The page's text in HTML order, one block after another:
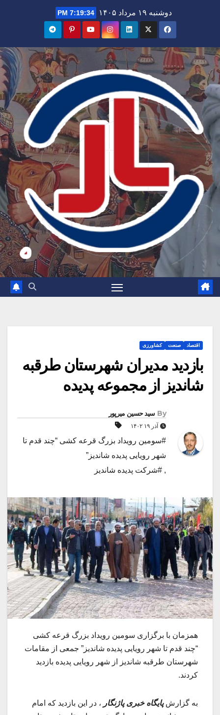
دوشنبه ۱۹ مرداد ۱۴۰۵ 7:19:35 PM
اقتصاد صنعت کشاورزی
بازدید مدیران شهرستان طرقبه
شاندیز از مجموعه پدیده
By سید حسین میرپور
آذر ۱۹ ۱۴۰۲
#سومین رویداد بزرگ قرعه کشی “چند قدم تا
شهر رویایی پدیده شاندیز”
, #شرکت پدیده شاندیز
همزمان با برگزاری سومین رویداد بزرگ قرعه کشی
“چند قدم تا شهر رویایی پدیده شاندیز” جمعی از مقامات
شهرستان طرقبه شاندیز از شهر رویایی پدیده بازدید
کردند.
به گزارشپایگاه خبری پاژنگار ، در این بازدید که امام